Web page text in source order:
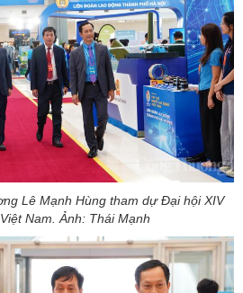
Lê Mạnh Hùng tham dự Đại hội XIV
Nam. Ảnh: Thái Mạnh